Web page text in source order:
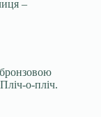
–
о-пліч.